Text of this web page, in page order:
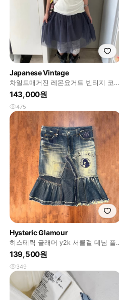
Japanese Vintage
차일드매거진 레몬요거트 빈티지 코디
셋세트 카모메산장 미라이클립
143,000원
475
Hysteric Glamour
히스테릭 글래머 y2k 서클걸 데님 플
레어 스커트
139,500원
349